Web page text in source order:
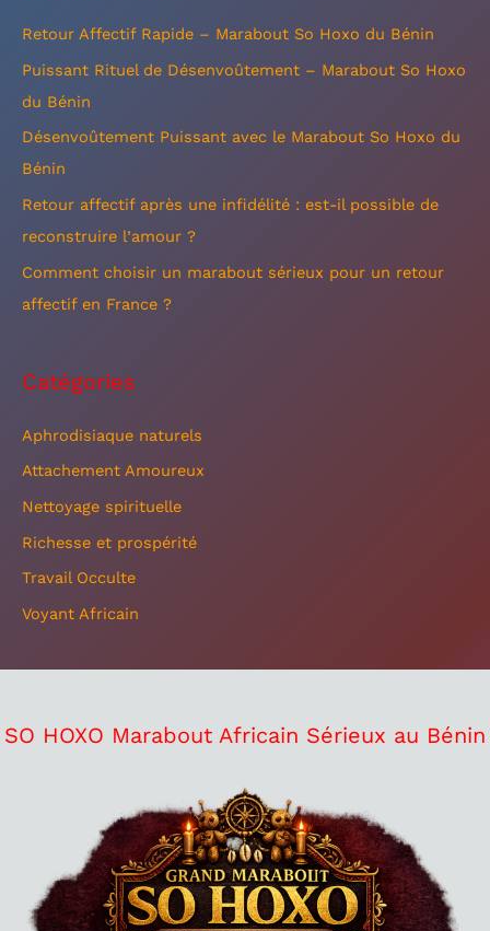
e
:
Retour Affectif Rapide – Marabout So Hoxo du Bénin
Puissant Rituel de Désenvoûtement – Marabout So Hoxo
du Bénin
Désenvoûtement Puissant avec le Marabout So Hoxo du
Bénin
Retour affectif après une infidélité : est-il possible de
reconstruire l’amour ?
Comment choisir un marabout sérieux pour un retour
affectif en France ?
Catégories
Aphrodisiaque naturels
Attachement Amoureux
Nettoyage spirituelle
Richesse et prospérité
Travail Occulte
Voyant Africain
SO HOXO Marabout Africain Sérieux au Bénin